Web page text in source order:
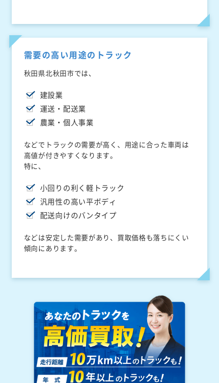
需要の高い用途のトラック
秋田県北秋田市では、
建設業
運送・配送業
農業・個人事業
などでトラックの需要が高く、用途に合った車両は
高値が付きやすくなります。
特に、
小回りの利く軽トラック
汎用性の高い平ボディ
配送向けのバンタイプ
などは安定した需要があり、買取価格も落ちにくい
傾向にあります。